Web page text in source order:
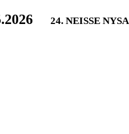
24. NEISSE